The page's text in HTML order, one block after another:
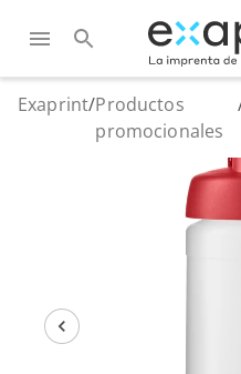
Exaprint/Productos
promocionales